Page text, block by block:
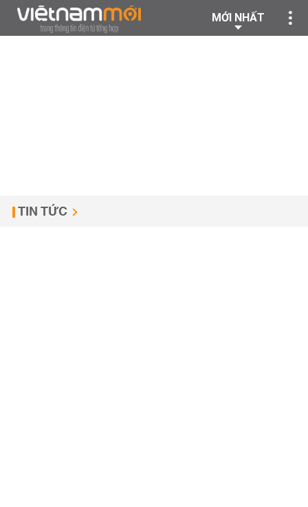
MỚI NHẤT
TIN TỨC